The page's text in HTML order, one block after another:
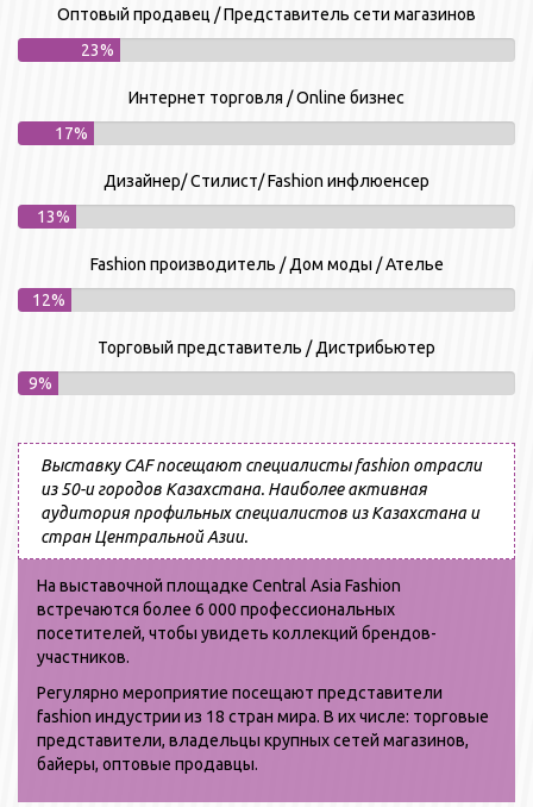
Оптовый продавец / Представитель сети магазинов
23%
Интернет торговля / Online бизнес
17%
Дизайнер/ Стилист/ Fashion инфлюенсер
13%
Fashion производитель / Дом моды / Ателье
12%
Торговый представитель / Дистрибьютер
9%
Выставку CAF посещают специалисты fashion отрасли
из 50-и городов Казахстана. Наиболее активная
аудитория профильных специалистов из Казахстана и
стран Центральной Азии.
На выставочной площадке Central Asia Fashion
встречаются более 6 000 профессиональных
посетителей, чтобы увидеть коллекций брендов-
участников.
Регулярно мероприятие посещают представители
fashion индустрии из 18 стран мира. В их числе: торговые
представители, владельцы крупных сетей магазинов,
байеры, оптовые продавцы.